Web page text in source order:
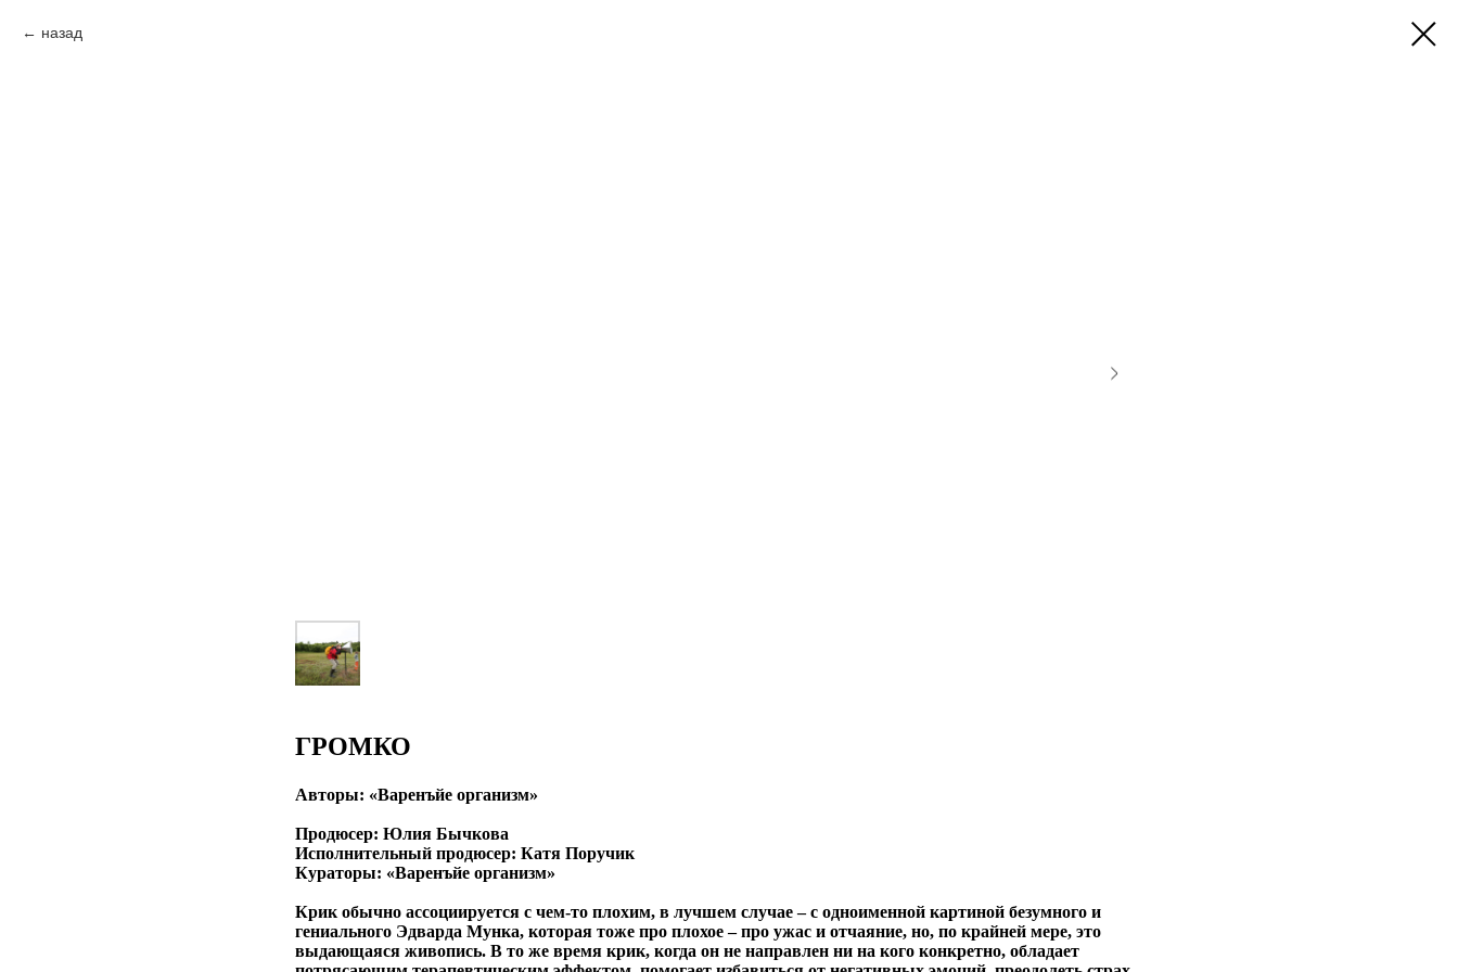
назад
ГРОМКО
Авторы: «Варенъйе организм»
Продюсер: Юлия Бычкова
Исполнительный продюсер: Катя Поручик
Кураторы: «Варенъйе организм»
Крик обычно ассоциируется с чем-то плохим, в лучшем случае – с одноименной картиной безумного и
гениального Эдварда Мунка, которая тоже про плохое – про ужас и отчаяние, но, по крайней мере, это
выдающаяся живопись. В то же время крик, когда он не направлен ни на кого конкретно, обладает